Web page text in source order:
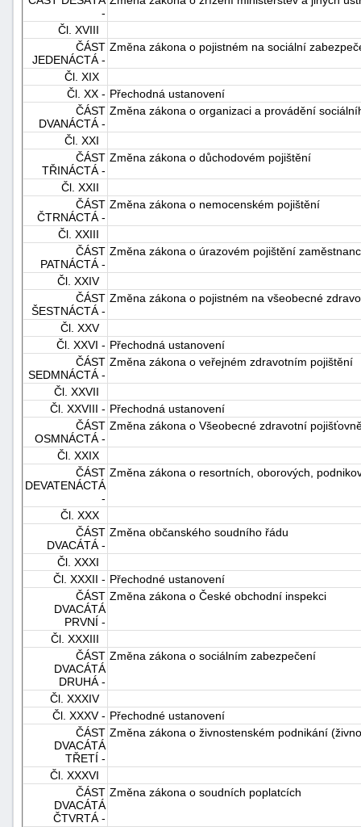
-
Čl. XVIII
ČÁST
JEDENÁCTÁ -
Změna zákona o pojistném na sociální
Čl. XIX
Čl. XX - Přechodná ustanovení
ČÁST
DVANÁCTÁ -
Změna zákona o organizaci a provádění
Čl. XXI
ČÁST
TŘINÁCTÁ -
Změna zákona o důchodovém pojištění
Čl. XXII
ČÁST
ČTRNÁCTÁ -
Změna zákona o nemocenském pojištění
Čl. XXIII
ČÁST
PATNÁCTÁ -
Změna zákona o úrazovém pojištění
Čl. XXIV
ČÁST
ŠESTNÁCTÁ -
Změna zákona o pojistném na všeobecné
Čl. XXV
Čl. XXVI - Přechodná ustanovení
ČÁST
SEDMNÁCTÁ -
Změna zákona o veřejném zdravotním pojištění
Čl. XXVII
Čl. XXVIII - Přechodná ustanovení
ČÁST
OSMNÁCTÁ -
Změna zákona o Všeobecné zdravotní
Čl. XXIX
ČÁST
DEVATENÁCTÁ
-
Změna zákona o resortních, oborových,
Čl. XXX
ČÁST
DVACÁTÁ -
Změna občanského soudního řádu
Čl. XXXI
Čl. XXXII - Přechodné ustanovení
ČÁST
DVACÁTÁ
PRVNÍ -
Změna zákona o České obchodní inspekci
Čl. XXXIII
ČÁST
DVACÁTÁ
DRUHÁ -
Změna zákona o sociálním zabezpečení
Čl. XXXIV
Čl. XXXV - Přechodné ustanovení
ČÁST
DVACÁTÁ
TŘETÍ -
Změna zákona o živnostenském podnikání
Čl. XXXVI
ČÁST
DVACÁTÁ
ČTVRTÁ -
Změna zákona o soudních poplatcích